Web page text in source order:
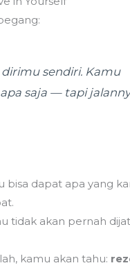
dirimu sendiri. Kamu
apa saja — tapi
bisa dapat apa yang
tidak akan pernah
kamu akan tahu: